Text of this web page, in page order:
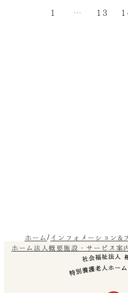
1 … 13
ホーム
インフォメーション&
ホーム 法人概要施設・サービス案